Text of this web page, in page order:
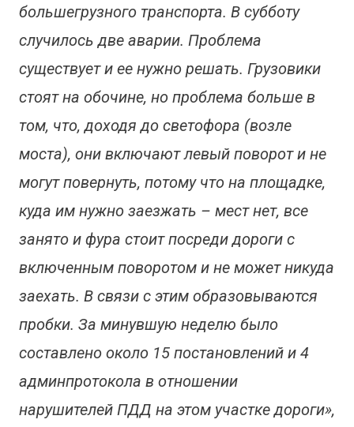
большегрузного транспорта. В субботу
случилось две аварии. Проблема
существует и ее нужно решать. Грузовики
стоят на обочине, но проблема больше в
том, что, доходя до светофора (возле
моста), они включают левый поворот и не
могут повернуть, потому что на площадке,
куда им нужно заезжать – мест нет, все
занято и фура стоит посреди дороги с
включенным поворотом и не может никуда
заехать. В связи с этим образовываются
пробки. За минувшую неделю было
составлено около 15 постановлений и 4
админпротокола в отношении
нарушителей ПДД на этом участке дороги»,